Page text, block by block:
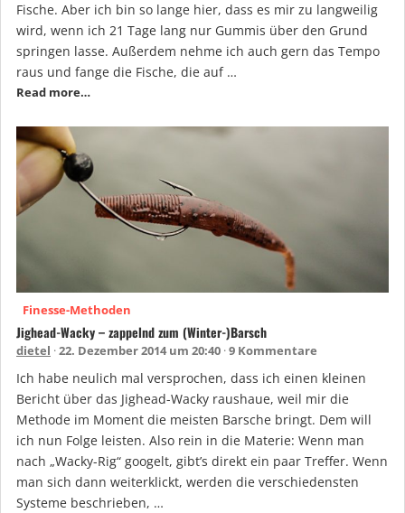
Fische. Aber ich bin so lange hier, dass es mir zu langweilig
wird, wenn ich 21 Tage lang nur Gummis über den Grund
springen lasse. Außerdem nehme ich auch gern das Tempo
raus und fange die Fische, die auf …
Read more…
Finesse-Methoden
Jighead-Wacky – zappelnd zum (Winter-)Barsch
dietel 22. Dezember 2014 um 20:40 9 Kommentare
Ich habe neulich mal versprochen, dass ich einen kleinen
Bericht über das Jighead-Wacky raushaue, weil mir die
Methode im Moment die meisten Barsche bringt. Dem will
ich nun Folge leisten. Also rein in die Materie: Wenn man
nach „Wacky-Rig“ googelt, gibt’s direkt ein paar Treffer. Wenn
man sich dann weiterklickt, werden die verschiedensten
Systeme beschrieben, …